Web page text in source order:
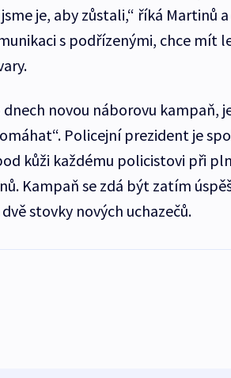
je, aby zůstali,“ říká Martinů a
s podřízenými, chce mít
novou náborovu kampaň,
Policejní prezident je
kůži každému policistovi při
Kampaň se zdá být zatím
stovky nových uchazečů.